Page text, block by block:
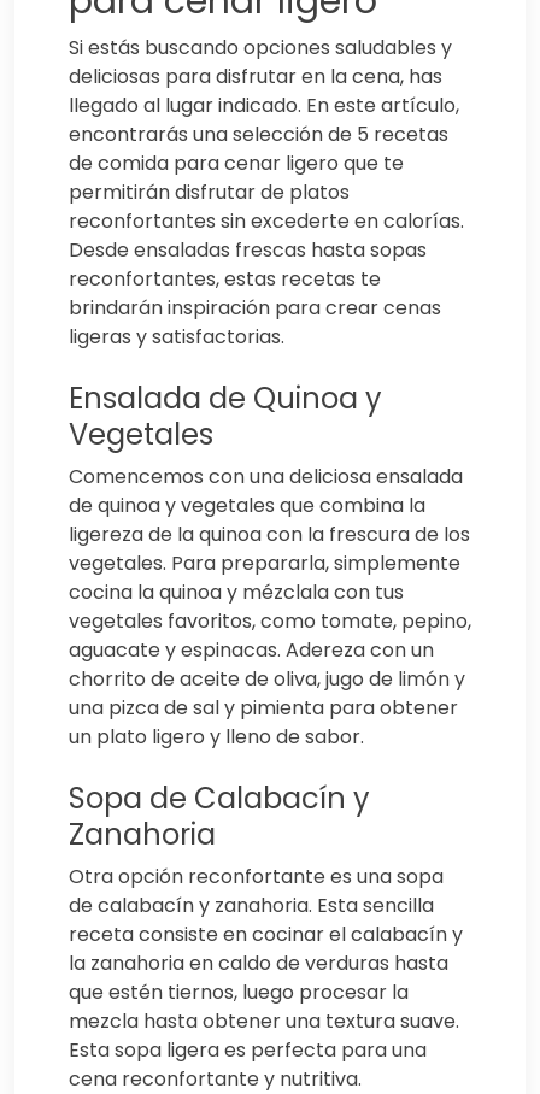
Si estás buscando opciones saludables y
deliciosas para disfrutar en la cena, has
llegado al lugar indicado. En este artículo,
encontrarás una selección de 5 recetas
de comida para cenar ligero que te
permitirán disfrutar de platos
reconfortantes sin excederte en calorías.
Desde ensaladas frescas hasta sopas
reconfortantes, estas recetas te
brindarán inspiración para crear cenas
ligeras y satisfactorias.
Ensalada de Quinoa y
Vegetales
Comencemos con una deliciosa ensalada
de quinoa y vegetales que combina la
ligereza de la quinoa con la frescura de los
vegetales. Para prepararla, simplemente
cocina la quinoa y mézclala con tus
vegetales favoritos, como tomate, pepino,
aguacate y espinacas. Adereza con un
chorrito de aceite de oliva, jugo de limón y
una pizca de sal y pimienta para obtener
un plato ligero y lleno de sabor.
Sopa de Calabacín y
Zanahoria
Otra opción reconfortante es una sopa
de calabacín y zanahoria. Esta sencilla
receta consiste en cocinar el calabacín y
la zanahoria en caldo de verduras hasta
que estén tiernos, luego procesar la
mezcla hasta obtener una textura suave.
Esta sopa ligera es perfecta para una
cena reconfortante y nutritiva.